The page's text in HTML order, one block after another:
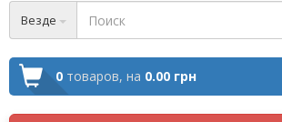
Везде
0 товаров, на 0.00 грн